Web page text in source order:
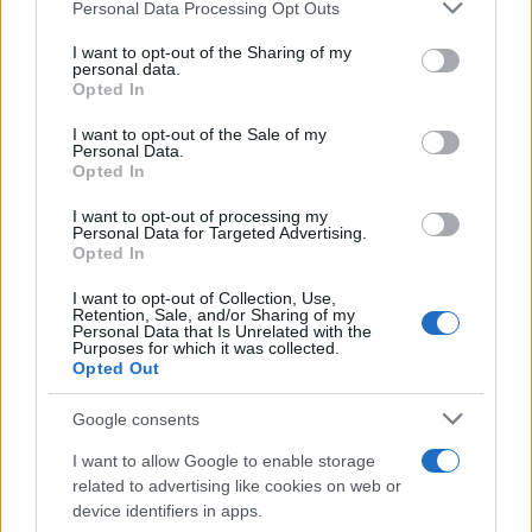
not limited to your visit or usage behaviour. You may click to
grant or deny consent to Google and its third-party tags to
use your data for below specified purposes in below Google
consent section.
Personal Data Processing Opt Outs
I want to opt-out of the Sharing of my
personal data.
Opted In
I want to opt-out of the Sale of my
Personal Data.
Opted In
I want to opt-out of processing my
Personal Data for Targeted Advertising.
Opted In
I want to opt-out of Collection, Use,
Retention, Sale, and/or Sharing of my
Personal Data that Is Unrelated with the
Purposes for which it was collected.
Opted Out
Google consents
I want to allow Google to enable storage
related to advertising like cookies on web or
device identifiers in apps.
Διαβάστε περισσότερα
πριν 2 ώρες
πρωτάθλημα
κολύμβησης: Στην 6η
θέση ο Παπαστάμος
ατομική (βίντεο)
Αποκλείστηκε από τον
τελικό, καθώς έπρεπε να
σημειώσει πανελλήνιο